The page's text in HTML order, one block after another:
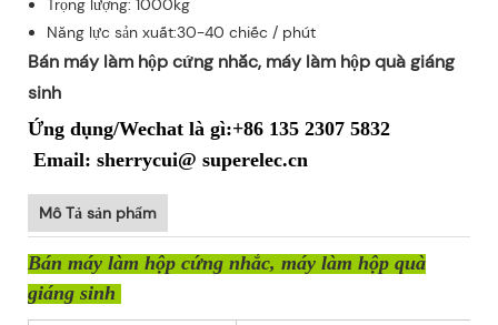
Trọng lượng: 1000kg
Năng lực sản xuất:30-40 chiếc / phút
Bán máy làm hộp cứng nhắc, máy làm hộp quà giáng
sinh
Ứng dụng/Wechat là gì:+86 135 2307 5832
Email: sherrycui@ superelec.cn
Mô Tả sản phẩm
Bán máy làm hộp cứng nhắc, máy làm hộp quà
giáng sinh